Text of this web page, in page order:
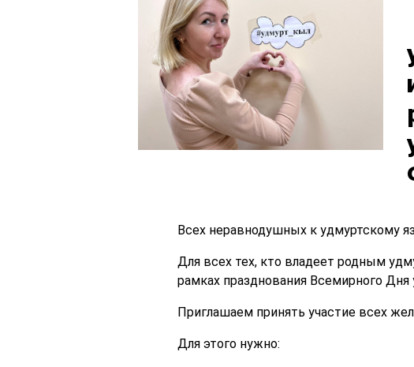
Всех неравнодушных к
Для всех тех, кто владеет родным
рамках празднования Всемирного
Приглашаем принять участие всех
Для этого нужно: